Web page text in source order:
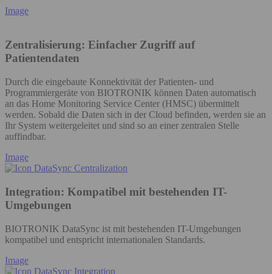
Image
Zentralisierung: Einfacher Zugriff auf
Patientendaten
Durch die eingebaute Konnektivität der Patienten- und
Programmiergeräte von BIOTRONIK können Daten automatisch
an das Home Monitoring Service Center (HMSC) übermittelt
werden. Sobald die Daten sich in der Cloud befinden, werden sie an
Ihr System weitergeleitet und sind so an einer zentralen Stelle
auffindbar.
Image
Integration: Kompatibel mit bestehenden IT-
Umgebungen
BIOTRONIK DataSync ist mit bestehenden IT-Umgebungen
kompatibel und entspricht internationalen Standards.
Image